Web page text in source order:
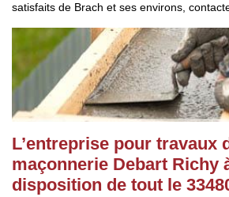
satisfaits de Brach et ses environs,
L’entreprise pour travaux
maçonnerie Debart Richy
disposition de tout le